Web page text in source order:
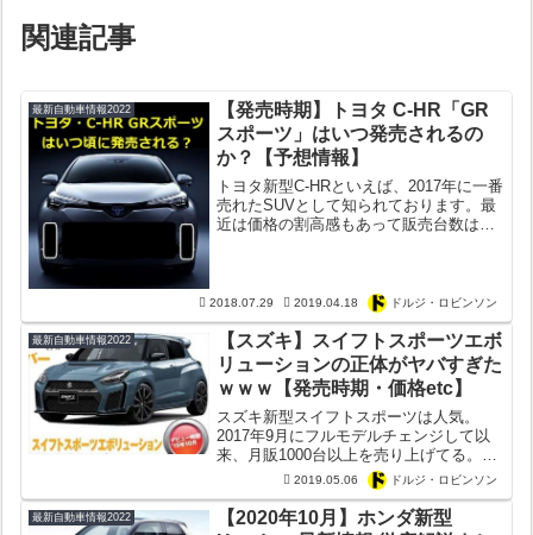
関連記事
最新自動車情報2022
【発売時期】トヨタ C-HR「GR
スポーツ」はいつ発売されるの
か？【予想情報】
トヨタ新型C-HRといえば、2017年に一番
売れたSUVとして知られております。最
近は価格の割高感もあって販売台数は落
現在力を入れ...
2018.07.29 2019.04.18 ドルジ・ロビンソン
最新自動車情報2022
【スズキ】スイフトスポーツエボ
リューションの正体がヤバすぎた
ｗｗｗ【発売時期・価格etc】
スズキ新型スイフトスポーツは人気。
2017年9月にフルモデルチェンジして以
来、月販1000台以上を売り上げてる。ノ
ーマルのスイフトの販売台数が月販2000
台前後なので、いかにスイスポが売れて
るか分かるはず。新型スイフトスポーツ
は200万円を...
2019.05.06 ドルジ・ロビンソン
最新自動車情報2022
【2020年10月】ホンダ新型